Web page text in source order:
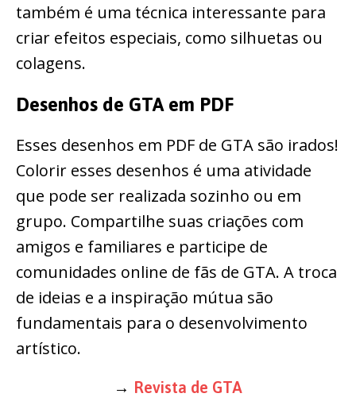
também é uma técnica interessante para
criar efeitos especiais, como silhuetas ou
colagens.
Desenhos de GTA em PDF
Esses desenhos em PDF de GTA são irados!
Colorir esses desenhos é uma atividade
que pode ser realizada sozinho ou em
grupo. Compartilhe suas criações com
amigos e familiares e participe de
comunidades online de fãs de GTA. A troca
de ideias e a inspiração mútua são
fundamentais para o desenvolvimento
artístico.
→ Revista de GTA